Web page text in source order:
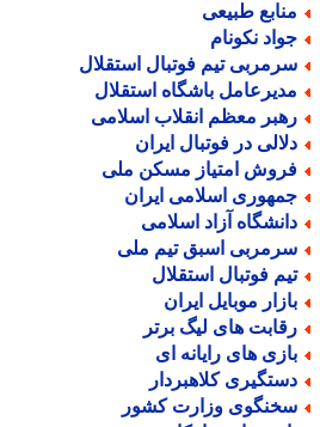
طبیعی
نکونام
تیم فوتبال استقلال
باشگاه استقلال
معظم انقلاب اسلامی
در فوتبال ایران
امتیاز مسکن ملی
اسلامی ایران
آزاد اسلامی
اسبق تیم ملی
فوتبال استقلال
موبایل ایران
های لیگ برتر
های رایانه ای
کلاهبردار
وزارت کشور